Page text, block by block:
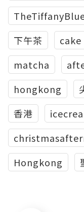
下午茶
cake
matcha
hongkong
香港
Hongkong